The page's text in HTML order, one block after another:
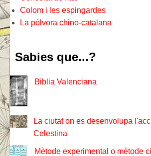
Colom i les espingardes
La pólvora chino-catalana
Sabies que...?
Biblia Valenciana
La ciutat on es desenvolupa
Celestina
Mètode experimental o mètode